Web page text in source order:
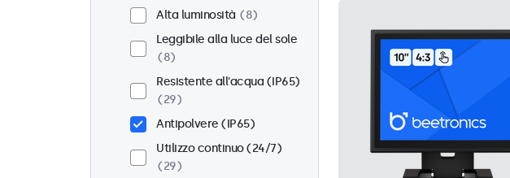
VESA 100 x 100
12
Alta luminosità
8
Leggibile alla luce del sole
8
Resistente all'acqua (IP65)
29
Antipolvere (IP65)
Utilizzo continuo (24/7)
29